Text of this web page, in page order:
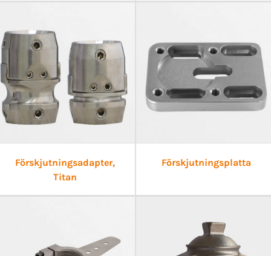
Förskjutningsadapter,
Titan
Förskjutningsplatta